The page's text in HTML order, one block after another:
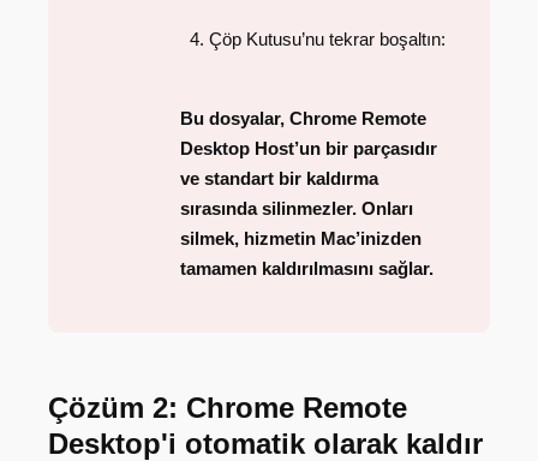
Çöp Kutusu’nu tekrar boşaltın:
Bu dosyalar, Chrome Remote
Desktop Host’un bir parçasıdır
ve standart bir kaldırma
sırasında silinmezler. Onları
silmek, hizmetin Mac’inizden
tamamen kaldırılmasını sağlar.
Çözüm 2: Chrome Remote
Desktop'i otomatik olarak kaldır